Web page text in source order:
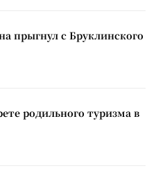
прыгнул с Бруклинского
родильного туризма в